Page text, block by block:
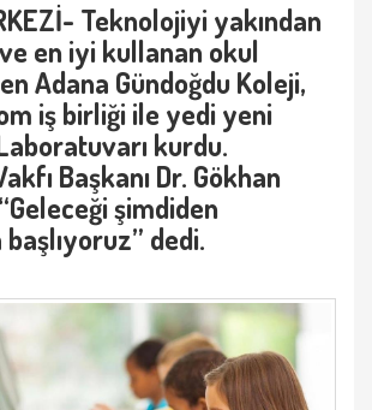
Teknolojiyi yakından
en iyi kullanan okul
Adana Gündoğdu Koleji,
iş birliği ile yedi yeni
kurdu.
Başkanı Dr. Gökhan
şimdiden
dedi.